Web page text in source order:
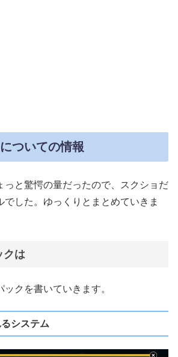
ついての情報
っと驚愕の量だったので、スクショだ
でした。ゆっくりとまとめていきま
クは
クを書いていきます。
システム